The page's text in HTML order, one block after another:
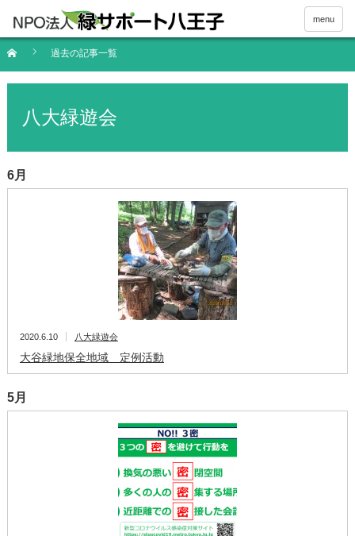
menu
過去の記事一覧
八大緑遊会
6月
2020.6.10 八大緑遊会
大谷緑地保全地域 定例活動
5月